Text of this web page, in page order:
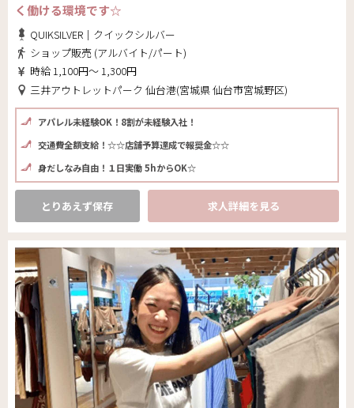
く働ける環境です☆
QUIKSILVER｜クイックシルバー
ショップ販売 (アルバイト/パート)
時給 1,100円～ 1,300円
三井アウトレットパーク 仙台港(宮城県 仙台市宮城野区)
アパレル未経験OK！8割が未経験入社！
交通費全額支給！☆☆店舗予算達成で報奨金☆☆
身だしなみ自由！１日実働 5hからOK☆
とりあえず保存 求人詳細を見る